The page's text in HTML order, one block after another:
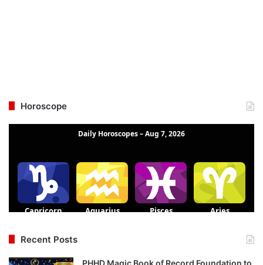
Horoscope
Recent Posts
PHHD Magic Book of Record Foundation to